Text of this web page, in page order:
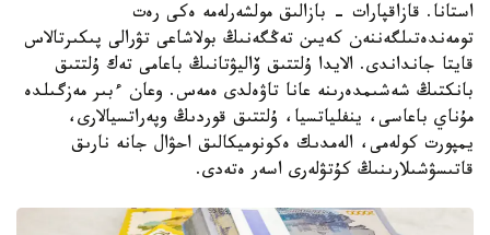
استانا. قازاقپارات - بازالىق مولشەرلەمە ەكى رەت
تومەندەتىلگەننەن كەيىن تەڭگەنىڭ بولاشاعى تۋرالى پىكىرتالاس
قايتا جانداندى. الايدا ۇلتتىق ۆاليۋتانىڭ باعامى تەك ۇلتتىق
بانكتىڭ شەشىمدەرىنە عانا تاۋەلدى ەمەس. وعان ءبىر مەزگىلدە
مۇناي باعاسى، ينفلياتسيا، ۇلتتىق قوردىڭ وپەراتسيالارى،
يمپورت كولەمى، الەمدىك ەكونوميكالىق احۋال جانە نارىق
قاتىسۋشىلارىنىڭ كۇتۋلەرى اسەر ەتەدى.